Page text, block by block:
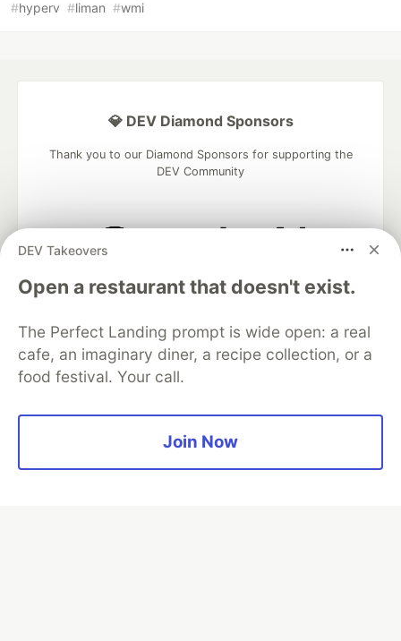
#hyperv #liman #wmi
DEV Takeovers
Open a restaurant that doesn't exist.
The Perfect Landing prompt is wide open: a real
cafe, an imaginary diner, a recipe collection, or a
food festival. Your call.
Join Now
💎 DEV Diamond Sponsors
Thank you to our Diamond Sponsors for supporting the
DEV Community
and Platform Partner of DEV
Neon is the official database